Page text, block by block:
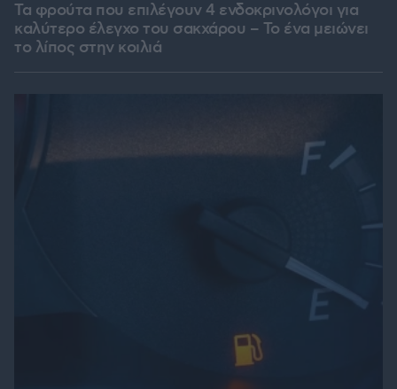
Τα φρούτα που επιλέγουν 4 ενδοκρινολόγοι για
καλύτερο έλεγχο του σακχάρου – Το ένα μειώνει
το λίπος στην κοιλιά